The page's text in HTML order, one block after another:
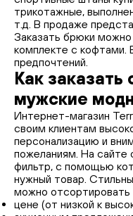
трикотажные,
т.д. В продаже
Заказать брюки
комплекте с кофтами.
предпочтений.
Как
мужские
Интернет-магазин
своим клиентам
персонализацию и
пожеланиям. На
фильтр, с помощью
нужный товар.
можно отсортировать
цене (от низкой к